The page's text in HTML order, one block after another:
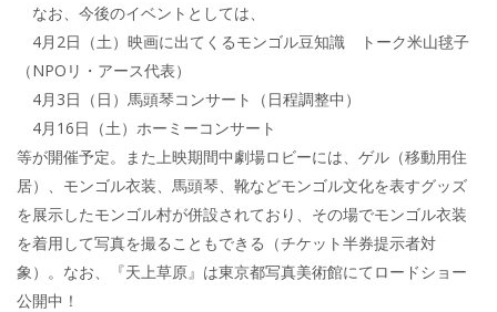
なお、今後のイベントとしては、
4月2日（土）映画に出てくるモンゴル豆知識 トーク米山毬子
（NPOリ・アース代表）
4月3日（日）馬頭琴コンサート（日程調整中）
4月16日（土）ホーミーコンサート
等が開催予定。また上映期間中劇場ロビーには、ゲル（移動用住
居）、モンゴル衣装、馬頭琴、靴などモンゴル文化を表すグッズ
を展示したモンゴル村が併設されており、その場でモンゴル衣装
を着用して写真を撮ることもできる（チケット半券提示者対
象）。なお、『天上草原』は東京都写真美術館にてロードショー
公開中！